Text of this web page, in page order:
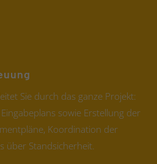
Sie durch das ganze Projekt:
sowie Erstellung der
Koordination der
über Standsicherheit.